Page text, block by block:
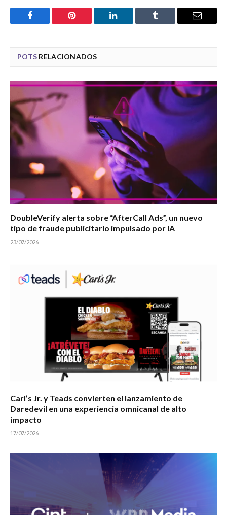
Facebook Pinterest LinkedIn Tumblr Email
POTS RELACIONADOS
DoubleVerify alerta sobre “AfterCall Ads”, un nuevo
tipo de fraude publicitario impulsado por IA
23/07/2026
Carl’s Jr. y Teads convierten el lanzamiento de
Daredevil en una experiencia omnicanal de alto
impacto
17/07/2026